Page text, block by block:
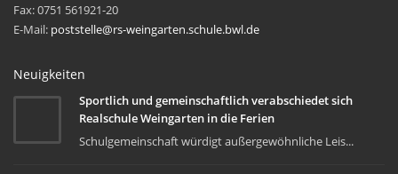
Fax: 0751 561921-20
E-Mail: poststelle@rs-weingarten.schule.bwl.de
Neuigkeiten
Sportlich und gemeinschaftlich verabschiedet sich
Realschule Weingarten in die Ferien
Schulgemeinschaft würdigt außergewöhnliche Leis...